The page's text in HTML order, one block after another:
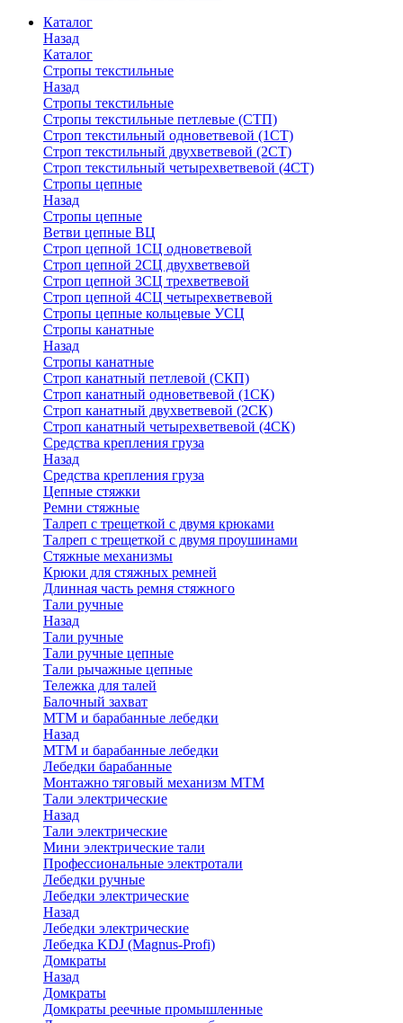
Каталог
Назад
Каталог
Стропы текстильные
Назад
Стропы текстильные
Стропы текстильные петлевые (СТП)
Строп текстильный одноветвевой (1СТ)
Строп текстильный двухветвевой (2СТ)
Строп текстильный четырехветвевой (4СТ)
Стропы цепные
Назад
Стропы цепные
Ветви цепные ВЦ
Строп цепной 1СЦ одноветвевой
Строп цепной 2СЦ двухветвевой
Строп цепной 3СЦ трехветвевой
Строп цепной 4СЦ четырехветвевой
Стропы цепные кольцевые УСЦ
Стропы канатные
Назад
Стропы канатные
Строп канатный петлевой (СКП)
Строп канатный одноветвевой (1СК)
Строп канатный двухветвевой (2СК)
Строп канатный четырехветвевой (4СК)
Средства крепления груза
Назад
Средства крепления груза
Цепные стяжки
Ремни стяжные
Талреп с трещеткой с двумя крюками
Талреп с трещеткой с двумя проушинами
Стяжные механизмы
Крюки для стяжных ремней
Длинная часть ремня стяжного
Тали ручные
Назад
Тали ручные
Тали ручные цепные
Тали рычажные цепные
Тележка для талей
Балочный захват
МТМ и барабанные лебедки
Назад
МТМ и барабанные лебедки
Лебедки барабанные
Монтажно тяговый механизм МТМ
Тали электрические
Назад
Тали электрические
Мини электрические тали
Профессиональные электротали
Лебедки ручные
Лебедки электрические
Назад
Лебедки электрические
Лебедка KDJ (Magnus-Profi)
Домкраты
Назад
Домкраты
Домкраты реечные промышленные